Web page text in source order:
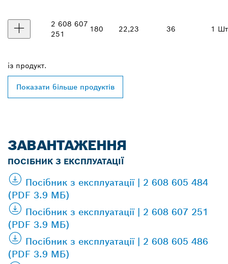
2 608 607
251
180 22,23 36 1
із продукт.
Показати більше продуктів
ЗАВАНТАЖЕННЯ
ПОСІБНИК З ЕКСПЛУАТАЦІЇ
Посібник з експлуатації | 2 608 605 484
(PDF 3.9 МБ)
Посібник з експлуатації | 2 608 607 251
(PDF 3.9 МБ)
Посібник з експлуатації | 2 608 605 486
(PDF 3.9 МБ)